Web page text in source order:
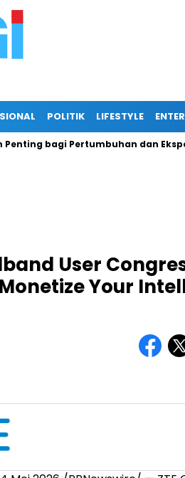
POLITIK LIFESTYLE
bagi Pertumbuhan dan Ekspor
User
Your